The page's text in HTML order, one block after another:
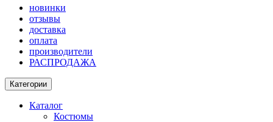
новинки
отзывы
доставка
оплата
производители
РАСПРОДАЖА
Категории
Каталог
Костюмы